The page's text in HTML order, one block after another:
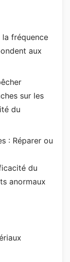
la fréquence
aux
sur les
du
: Réparer ou
du
anormaux